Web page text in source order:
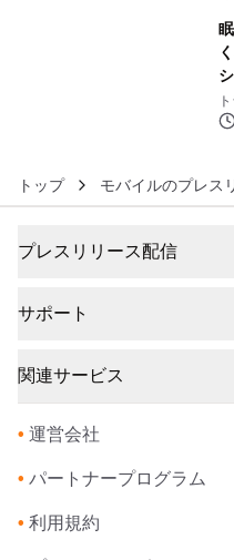
トップ モバイルのプレス
プレスリリース配信
サポート
関連サービス
• 運営会社
• パートナープログラム
• 利用規約